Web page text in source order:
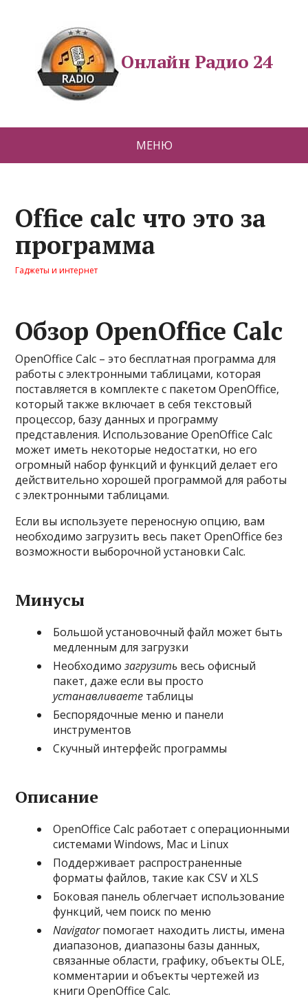
Онлайн Радио 24
МЕНЮ
Office calc что это за
программа
Гаджеты и интернет
Обзор OpenOffice Calc
OpenOffice Calc – это бесплатная программа для
работы с электронными таблицами, которая
поставляется в комплекте с пакетом OpenOffice,
который также включает в себя текстовый
процессор, базу данных и программу
представления. Использование OpenOffice Calc
может иметь некоторые недостатки, но его
огромный набор функций и функций делает его
действительно хорошей программой для работы
с электронными таблицами.
Если вы используете переносную опцию, вам
необходимо загрузить весь пакет OpenOffice без
возможности выборочной установки Calc.
Минусы
Большой установочный файл может быть
медленным для загрузки
Необходимозагрузить весь офисный
пакет, даже если вы просто
устанавливаете таблицы
Беспорядочные меню и панели
инструментов
Скучный интерфейс программы
Описание
OpenOffice Calc работает с операционными
системами Windows, Mac и Linux
Поддерживает распространенные
форматы файлов, такие как CSV и XLS
Боковая панель облегчает использование
функций, чем поиск по меню
Navigatorпомогает находить листы, имена
диапазонов, диапазоны базы данных,
связанные области, графику, объекты OLE,
комментарии и объекты чертежей из
книги OpenOffice Calc.